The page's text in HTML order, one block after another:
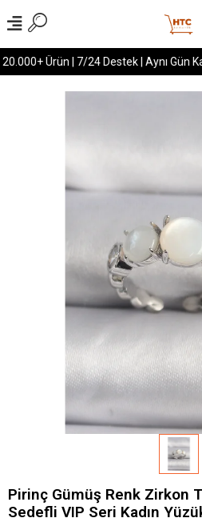
Ürün | 7/24 Destek | Aynı Gün
Pirinç Gümüş Renk Zirkon
Sedefli VIP Seri Kadın